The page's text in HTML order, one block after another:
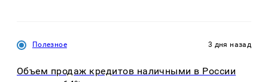
Полезное 3 дня назад
Объем продаж кредитов наличными в России